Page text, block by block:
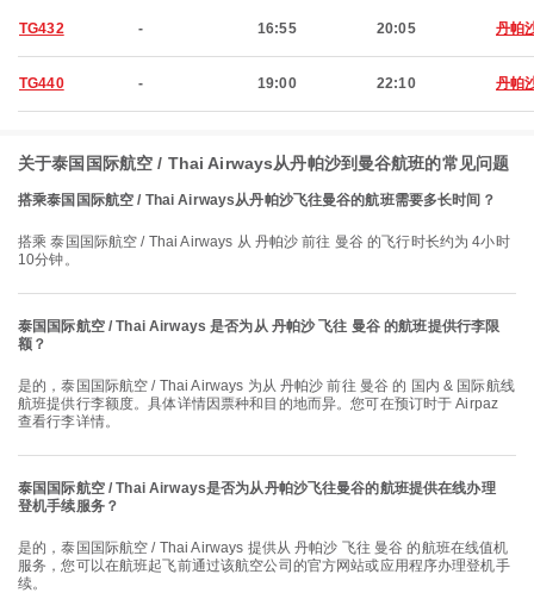
TG432 - 16:55 20:05 丹帕
TG440 - 19:00 22:10 丹帕
关于泰国国际航空 / Thai Airways从丹帕沙到曼谷航班的常见问题
搭乘泰国国际航空 / Thai Airways从丹帕沙飞往曼谷的航班需要多长时间？
搭乘 泰国国际航空 / Thai Airways 从 丹帕沙 前往 曼谷 的飞行时长约为 4小时
10分钟。
泰国国际航空 / Thai Airways 是否为从 丹帕沙 飞往 曼谷 的航班提供行李限
额？
是的，泰国国际航空 / Thai Airways 为从 丹帕沙 前往 曼谷 的 国内 & 国际航线
航班提供行李额度。具体详情因票种和目的地而异。您可在预订时于 Airpaz
查看行李详情。
泰国国际航空 / Thai Airways是否为从丹帕沙飞往曼谷的航班提供在线办理
登机手续服务？
是的，泰国国际航空 / Thai Airways 提供从 丹帕沙 飞往 曼谷 的航班在线值机
服务，您可以在航班起飞前通过该航空公司的官方网站或应用程序办理登机手
续。